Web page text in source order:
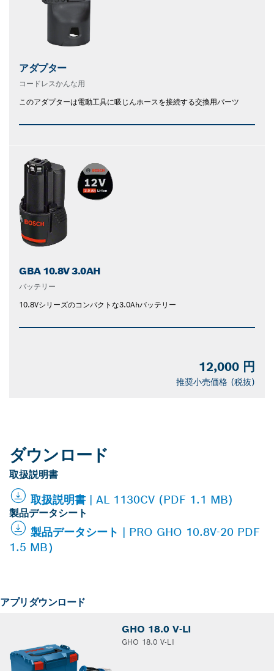
アダプター
コードレスかんな用
このアダプターは電動工具に吸じんホースを接続する交換用パーツ
GBA 10.8V 3.0AH
バッテリー
10.8Vシリーズのコンパクトな3.0Ahバッテリー
12,000 円
推奨小売価格 (税抜)
ダウンロード
取扱説明書
取扱説明書 | AL 1130CV (PDF 1.1 MB)
製品データシート
製品データシート | PRO GHO 10.8V-20 PDF
1.5 MB）
アプリダウンロード
GHO 18.0 V-LI
GHO 18.0 V-LI